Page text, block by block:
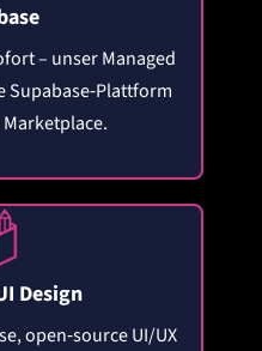
– unser Managed
Supabase‑Plattform
Design
open‑source UI/UX